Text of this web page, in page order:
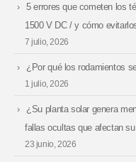
5 errores que cometen los
1500 V DC / y cómo
7 julio, 2026
¿Por qué los rodamientos
1 julio, 2026
¿Su planta solar genera
fallas ocultas que afectan
23 junio, 2026